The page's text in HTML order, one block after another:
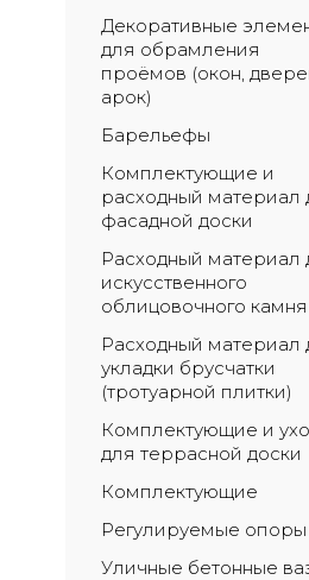
Декоративные
для обрамления
проёмов (окон,
арок)
Барельефы
Комплектующие и
расходный материал
фасадной доски
Расходный материал
искусственного
облицовочного камня
Расходный материал
укладки брусчатки
(тротуарной плитки)
Комплектующие и
для террасной доски
Комплектующие
Регулируемые опоры
Уличные бетонные